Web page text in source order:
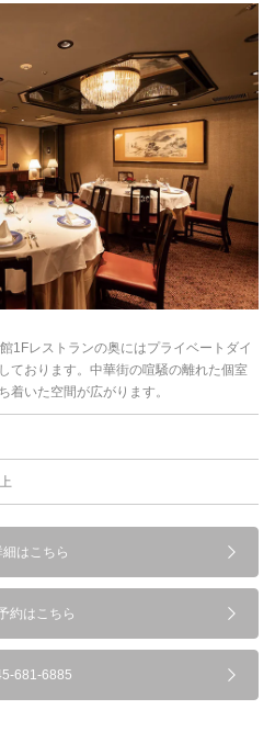
1Fレストランの奥にはプライベートダイ
ております。中華街の喧騒の離れた個室
着いた空間が広がります。
細はこちら
約はこちら
681-6885